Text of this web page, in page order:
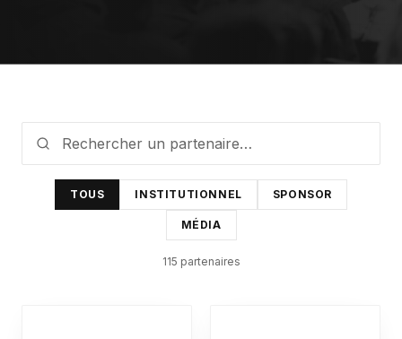
TOUS INSTITUTIONNEL SPONSOR
MÉDIA
115 partenaires